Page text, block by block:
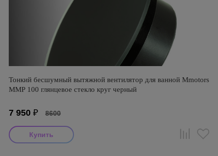
Тонкий бесшумный вытяжной вентилятор для ванной Mmotors
ММР 100 глянцевое стекло круг черный
7 950 ₽ 8600